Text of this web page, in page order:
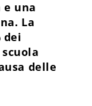
e una
La
dei
delle